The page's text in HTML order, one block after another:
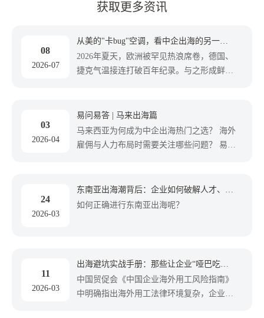
获取更多资讯
08
2026-07
从美的"卡bug"空调，看中企出海的另一种
本土化
2026年夏天，欧洲被罕见热浪席卷，德国、
捷克气温接连打破百年纪录。与之形成鲜明
美的PortaSplit便携空调成了硬通货：德国首
发即售罄，二手市场溢价高达2-3倍，甚至
催生了付费查库存的网站，一举入选《时
火遍欧洲，靠的不是颠覆性技术，而是对规
03
2026-04
易问易答 | 马来出海篇
马来西亚为何成为中企出海热门之选？ 海外
雇佣与人力布局时需要关注哪些问题？ 易小
24
2026-03
东南亚出海潮背后：企业如何破解人才、合
规与文化的“三重门”？
如何正确进行东南亚出海呢？
11
2026-03
出海避坑实战手册：那些让企业“哑巴吃黄
连”的隐性风险
中国贸促会《中国企业海外用工风险指南》
中明确指出海外用工法律环境复杂，企业在